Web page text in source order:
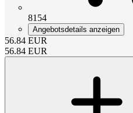
8154
Angebotsdetails anzeigen
56.84 EUR
56.84 EUR